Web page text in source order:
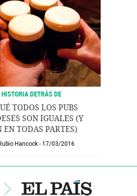
DETRÁS DE
TODOS LOS PUBS
SON IGUALES (Y
EN TODAS PARTES)
Hancock 17/03/2016